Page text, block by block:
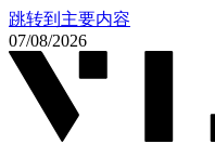
跳转到主要内容
07/08/2026